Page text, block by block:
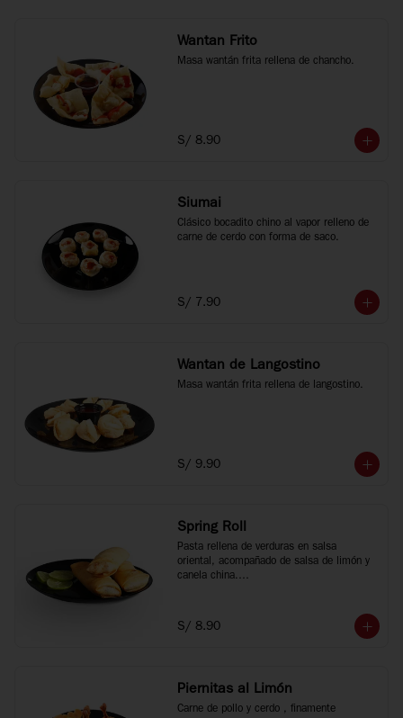
Wantan Frito
Masa wantán frita rellena de chancho.
S/ 8.90
Siumai
Clásico bocadito chino al vapor relleno de
carne de cerdo con forma de saco.
S/ 7.90
Wantan de Langostino
Masa wantán frita rellena de langostino.
S/ 9.90
Spring Roll
Pasta rellena de verduras en salsa
oriental, acompañado de salsa de limón y
canela china.
S/ 8.90
Piernitas al Limón
Carne de pollo y cerdo , finamente